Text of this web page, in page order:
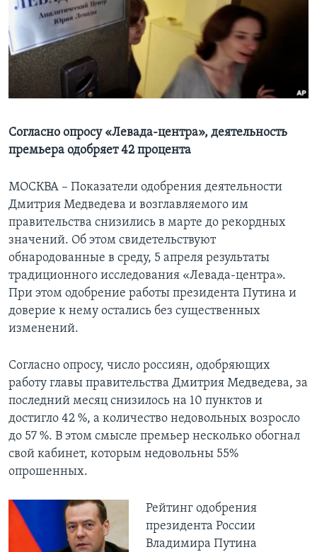
Learning English
СОЦИАЛЬНЫЕ СЕТИ
Языки
Согласно опросу «Левада-центра», деятельность
премьера одобряет 42 процента
МОСКВА – Показатели одобрения деятельности
Дмитрия Медведева и возглавляемого им
правительства снизились в марте до рекордных
значений. Об этом свидетельствуют
обнародованные в среду, 5 апреля результаты
традиционного исследования «Левада-центра».
При этом одобрение работы президента Путина и
доверие к нему остались без существенных
изменений.
Согласно опросу, число россиян, одобряющих
работу главы правительства Дмитрия Медведева, за
последний месяц снизилось на 10 пунктов и
достигло 42 %, а количество недовольных возросло
до 57 %. В этом смысле премьер несколько обогнал
свой кабинет, которым недовольны 55%
опрошенных.
Рейтинг одобрения
президента России
Владимира Путина